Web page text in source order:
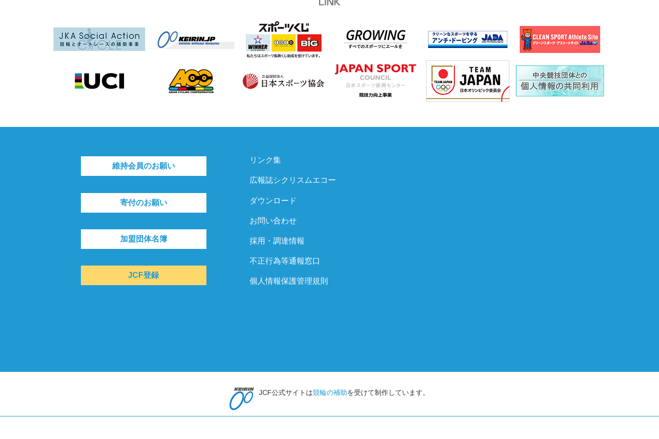
維持会員のお願い
寄付のお願い
加盟団体名簿
JCF登録
リンク集
広報誌シクリスムエコー
ダウンロード
お問い合わせ
採用・調達情報
不正行為等通報窓口
個人情報保護管理規則
JCF公式サイトは競輪の補助を受けて制作しています。